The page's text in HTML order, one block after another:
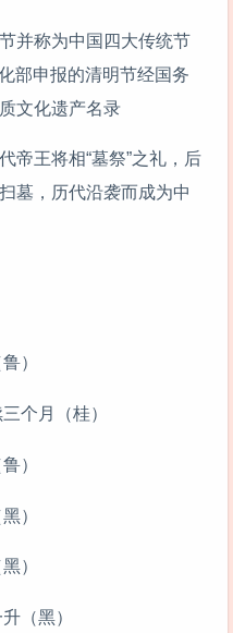
并称为中国四大传统节
部申报的清明节经国务
文化遗产名录
帝王将相“墓祭”之礼，后
墓，历代沿袭而成为中
）
个月（桂）
）
）
）
（黑）